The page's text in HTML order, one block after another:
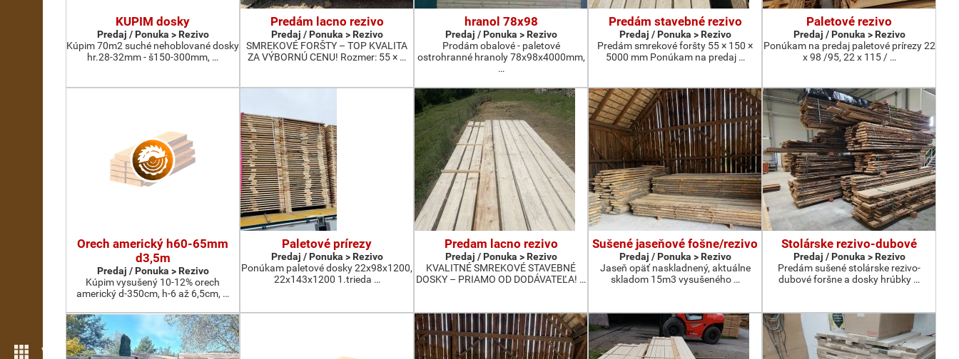
Viac možností
KUPIM dosky
Predaj / Ponuka > Rezivo
Kúpim 70m2 suché nehoblované dosky
hr.28-32mm - š150-300mm, …
Predám lacno rezivo
Predaj / Ponuka > Rezivo
SMREKOVÉ FORŠTY – TOP KVALITA
ZA VÝBORNÚ CENU! Rozmer: 55 × …
hranol 78x98
Predaj / Ponuka > Rezivo
Prodám obalové - paletové
ostrohranné hranoly 78x98x4000mm,
…
Predám stavebné rezivo
Predaj / Ponuka > Rezivo
Predám smrekové foršty 55 × 150 ×
5000 mm Ponúkam na predaj …
Paletové rezivo
Predaj / Ponuka > Rezivo
Ponúkam na predaj paletové prírezy 22
x 98 /95, 22 x 115 / …
Orech americký h60-65mm
d3,5m
Predaj / Ponuka > Rezivo
Kúpim vysušený 10-12% orech
americký d-350cm, h-6 až 6,5cm, …
Paletové prírezy
Predaj / Ponuka > Rezivo
Ponúkam paletové dosky 22x98x1200,
22x143x1200 1.trieda …
Predam lacno rezivo
Predaj / Ponuka > Rezivo
KVALITNÉ SMREKOVÉ STAVEBNÉ
DOSKY – PRIAMO OD DODÁVATEĽA! …
Sušené jaseňové fošne/rezivo
Predaj / Ponuka > Rezivo
Jaseň opäť naskladnený, aktuálne
skladom 15m3 vysušeného …
Stolárske rezivo-dubové
Predaj / Ponuka > Rezivo
Predám sušené stolárske rezivo-
dubové foršne a dosky hrúbky …